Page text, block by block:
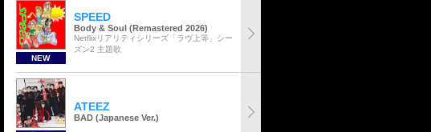
NEW
SPEED
Body & Soul (Remastered 2026)
Netflixリアリティシリーズ「ラヴ上等」シー
ズン2 主題歌
ATEEZ
BAD (Japanese Ver.)